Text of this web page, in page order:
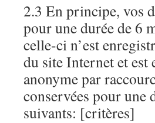
2.3 En principe, vos
pour une durée de 6
celle-ci n’est
du site Internet et est
anonyme par
conservées pour une
suivants: [critères]